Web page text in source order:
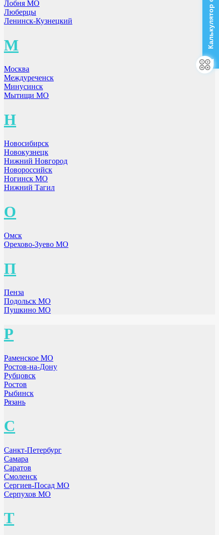
Лобня МО
Люберцы
Ленинск-Кузнецкий
М
Москва
Междуреченск
Минусинск
Мытищи МО
Н
Новосибирск
Новокузнецк
Нижний Новгород
Новороссийск
Ногинск МО
Нижний Тагил
О
Омск
Орехово-Зуево МО
П
Пенза
Подольск МО
Пушкино МО
Р
Раменское МО
Ростов-на-Дону
Рубцовск
Ростов
Рыбинск
Рязань
С
Санкт-Петербург
Самара
Саратов
Смоленск
Сергиев-Посад МО
Серпухов МО
Т